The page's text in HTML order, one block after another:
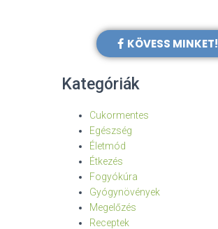
KÖVESS MINKET!
Kategóriák
Cukormentes
Egészség
Életmód
Étkezés
Fogyókúra
Gyógynövények
Megelőzés
Receptek